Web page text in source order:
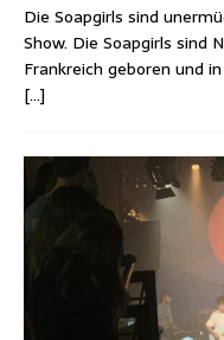
Die Soapgirls sind
Show. Die Soapgirls sind
Frankreich geboren und
[…]